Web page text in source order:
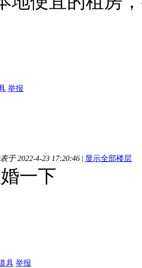
举报
于 2022-4-23 17:20:46 | 显示全部楼层
一下
具 举报